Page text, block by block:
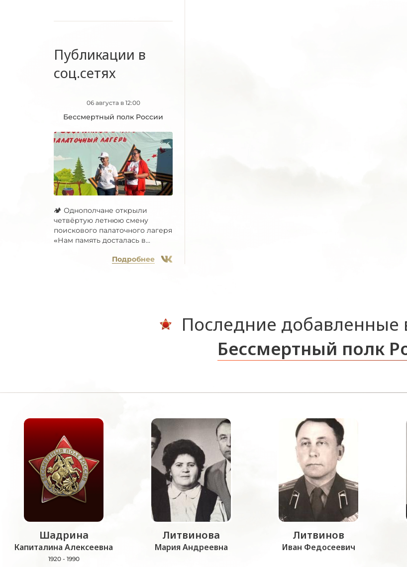
Публикации в
соц.сетях
06 августа в 12:00
Бессмертный полк России
🏕 Однополчане открыли
четвёртую летнюю смену
поискового палаточного лагеря
«Нам память досталась в...
Подробнее
Последние добавленные
Бессмертный полк
Шадрина
Капиталина Алексеевна
1920 - 1990
Литвинова
Мария Андреевна
Литвинов
Иван Федосеевич